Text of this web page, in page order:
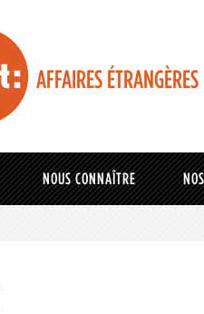
AFFAIRES ÉTRANGÈRES
NOUS CONNAÎTRE